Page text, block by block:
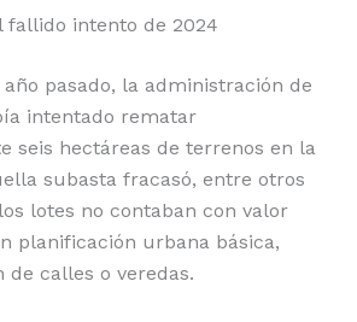
fallido intento de 2024
pasado, la administración de
intentado rematar
seis hectáreas de terrenos en la
subasta fracasó, entre otros
lotes no contaban con valor
planificación urbana básica,
de calles o veredas.